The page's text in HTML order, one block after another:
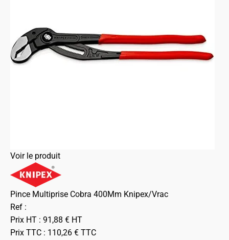
Voir le produit
Pince Multiprise Cobra 400Mm Knipex/Vrac
Ref :
Prix HT : 91,88 € HT
Prix TTC : 110,26 € TTC